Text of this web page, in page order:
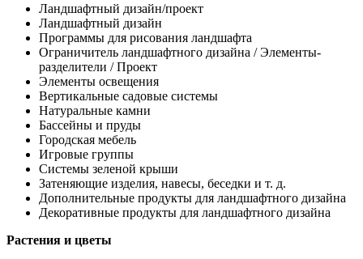
Ландшафтный дизайн/проект
Ландшафтный дизайн
Программы для рисования ландшафта
Ограничитель ландшафтного дизайна / Элементы-
разделители / Проект
Элементы освещения
Вертикальные садовые системы
Натуральные камни
Бассейны и пруды
Городская мебель
Игровые группы
Системы зеленой крыши
Затеняющие изделия, навесы, беседки и т. д.
Дополнительные продукты для ландшафтного дизайна
Декоративные продукты для ландшафтного дизайна
Растения и цветы